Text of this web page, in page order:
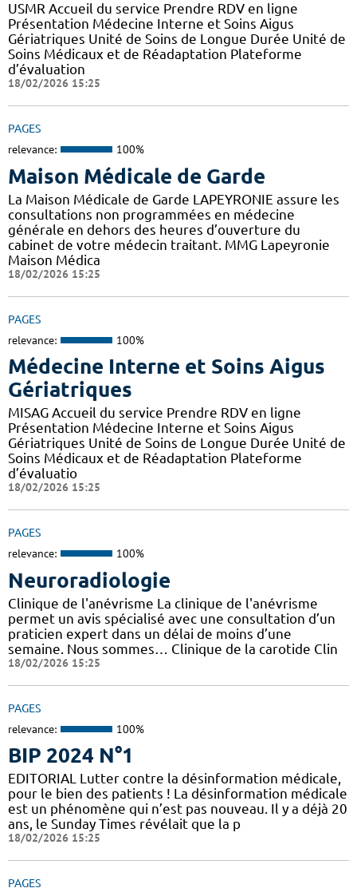
USMR Accueil du service Prendre RDV en ligne
Présentation Médecine Interne et Soins Aigus
Gériatriques Unité de Soins de Longue Durée Unité de
Soins Médicaux et de Réadaptation Plateforme
d’évaluation
18/02/2026 15:25
PAGES
relevance: 100%
Maison Médicale de Garde
La Maison Médicale de Garde LAPEYRONIE assure les
consultations non programmées en médecine
générale en dehors des heures d’ouverture du
cabinet de votre médecin traitant. MMG Lapeyronie
Maison Médica
18/02/2026 15:25
PAGES
relevance: 100%
Médecine Interne et Soins Aigus
Gériatriques
MISAG Accueil du service Prendre RDV en ligne
Présentation Médecine Interne et Soins Aigus
Gériatriques Unité de Soins de Longue Durée Unité de
Soins Médicaux et de Réadaptation Plateforme
d’évaluatio
18/02/2026 15:25
PAGES
relevance: 100%
Neuroradiologie
Clinique de l'anévrisme La clinique de l'anévrisme
permet un avis spécialisé avec une consultation d’un
praticien expert dans un délai de moins d’une
semaine. Nous sommes… Clinique de la carotide Clin
18/02/2026 15:25
PAGES
relevance: 100%
BIP 2024 N°1
EDITORIAL Lutter contre la désinformation médicale,
pour le bien des patients ! La désinformation médicale
est un phénomène qui n’est pas nouveau. Il y a déjà 20
ans, le Sunday Times révélait que la p
18/02/2026 15:25
PAGES